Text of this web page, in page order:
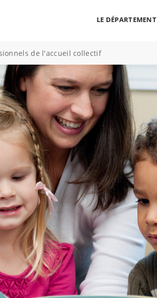
LE DÉPARTEMENT
de l'accueil collectif